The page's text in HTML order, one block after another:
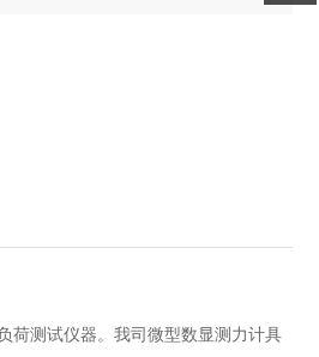
，且可以选择多种结构传感器与压
荷测试仪器。我司微型数显测力计具